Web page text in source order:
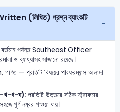
বর্তমান পর্যন্ত Southeast Officer
ও ব্যাখ্যাসহ সাজানো রয়েছে।
— প্রতিটি বিষয়ের পারফরম্যান্স আলাদা
খ-গ-ঘ): প্রতিটি উত্তরে সঠিক স্ট্রাকচার
পূর্ণ নম্বর পাওয়া যায়।